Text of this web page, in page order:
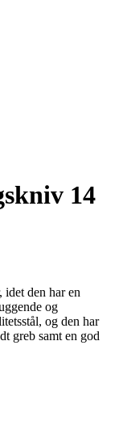
14
den har en
og
og den har
greb samt en god